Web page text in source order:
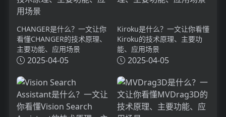
CHANGER是什么？一文让你
看懂CHANGER的技术原理、
主要功能、应用场景
2025-04-05
Kiroku是什么？一文让你看懂
Kiroku的技术原理、主要功
能、应用场景
2025-04-05